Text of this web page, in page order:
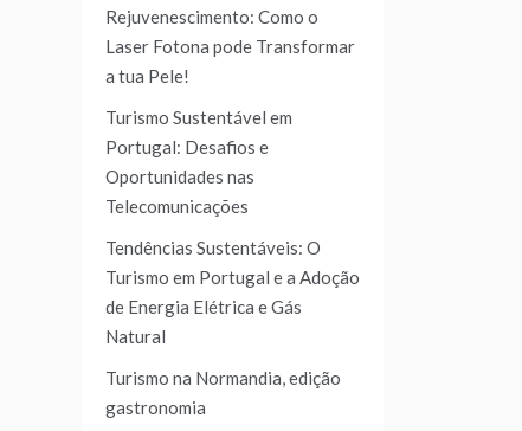
Rejuvenescimento: Como o
Laser Fotona pode Transformar
a tua Pele!
Turismo Sustentável em
Portugal: Desafios e
Oportunidades nas
Telecomunicações
Tendências Sustentáveis: O
Turismo em Portugal e a Adoção
de Energia Elétrica e Gás
Natural
Turismo na Normandia, edição
gastronomia